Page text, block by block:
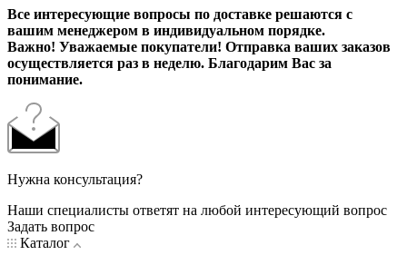
Все интересующие вопросы по доставке решаются с
вашим менеджером в индивидуальном порядке.
Важно! Уважаемые покупатели! Отправка ваших заказов
осуществляется раз в неделю. Благодарим Вас за
понимание.
Нужна консультация?
Наши специалисты ответят на любой интересующий вопрос
Задать вопрос
Каталог